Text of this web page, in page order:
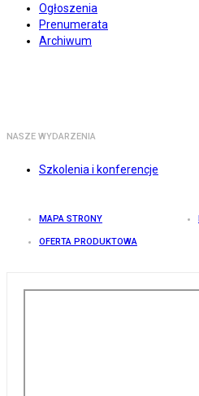
Ogłoszenia
Prenumerata
Archiwum
NASZE WYDARZENIA
Szkolenia i konferencje
MAPA STRONY
OFERTA PRODUKTOWA